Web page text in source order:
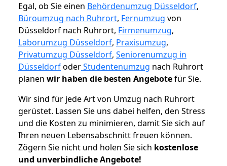
Egal, ob Sie einen Behördenumzug Düsseldorf,
Büroumzug nach Ruhrort, Fernumzug von
Düsseldorf nach Ruhrort, Firmenumzug,
Laborumzug Düsseldorf, Praxisumzug,
Privatumzug Düsseldorf, Seniorenumzug in
DüsseldorfoderStudentenumzug nach Ruhrort
planen wir haben die besten Angebotefür Sie.
Wir sind für jede Art von Umzug nach Ruhrort
gerüstet. Lassen Sie uns dabei helfen, den Stress
und die Kosten zu minimieren, damit Sie sich auf
Ihren neuen Lebensabschnitt freuen können.
Zögern Sie nicht und holen Sie sich kostenlose
und unverbindliche Angebote!